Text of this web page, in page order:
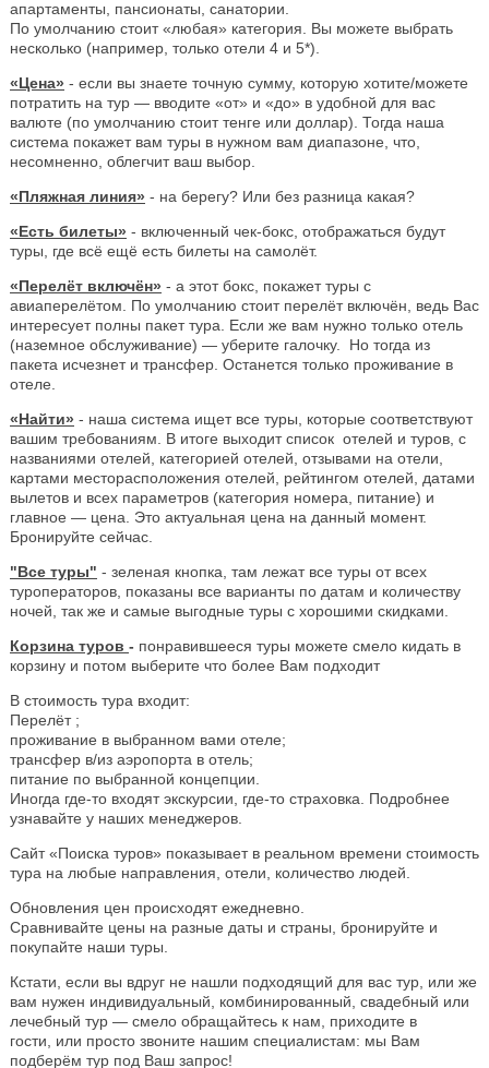
апартаменты, пансионаты, санатории.
По умолчанию стоит «любая» категория. Вы можете выбрать
несколько (например, только отели 4 и 5*).
«Цена» - если вы знаете точную сумму, которую хотите/можете
потратить на тур — вводите «от» и «до» в удобной для вас
валюте (по умолчанию стоит тенге или доллар). Тогда наша
система покажет вам туры в нужном вам диапазоне, что,
несомненно, облегчит ваш выбор.
«Пляжная линия» - на берегу? Или без разница какая?
«Есть билеты» - включенный чек-бокс, отображаться будут
туры, где всё ещё есть билеты на самолёт.
«Перелёт включён» - а этот бокс, покажет туры с
авиаперелётом. По умолчанию стоит перелёт включён, ведь Вас
интересует полны пакет тура. Если же вам нужно только отель
(наземное обслуживание) — уберите галочку. Но тогда из
пакета исчезнет и трансфер. Останется только проживание в
отеле.
«Найти» - наша система ищет все туры, которые соответствуют
вашим требованиям. В итоге выходит список отелей и туров, с
названиями отелей, категорией отелей, отзывами на отели,
картами месторасположения отелей, рейтингом отелей, датами
вылетов и всех параметров (категория номера, питание) и
главное — цена. Это актуальная цена на данный момент.
Бронируйте сейчас.
"Все туры" - зеленая кнопка, там лежат все туры от всех
туроператоров, показаны все варианты по датам и количеству
ночей, так же и самые выгодные туры с хорошими скидками.
Корзина туров - понравившееся туры можете смело кидать в
корзину и потом выберите что более Вам подходит
В стоимость тура входит:
Перелёт ;
проживание в выбранном вами отеле;
трансфер в/из аэропорта в отель;
питание по выбранной концепции.
Иногда где-то входят экскурсии, где-то страховка. Подробнее
узнавайте у наших менеджеров.
Сайт «Поиска туров» показывает в реальном времени стоимость
тура на любые направления, отели, количество людей.
Обновления цен происходят ежедневно.
Сравнивайте цены на разные даты и страны, бронируйте и
покупайте наши туры.
Кстати, если вы вдруг не нашли подходящий для вас тур, или же
вам нужен индивидуальный, комбинированный, свадебный или
лечебный тур — смело обращайтесь к нам, приходите в
гости, или просто звоните нашим специалистам: мы Вам
подберём тур под Ваш запрос!